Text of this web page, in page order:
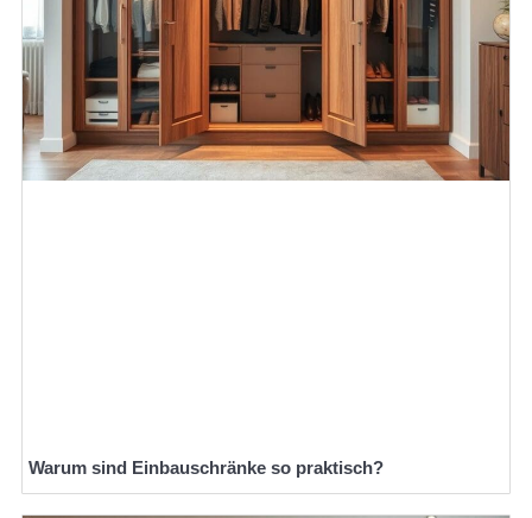
Warum sind Einbauschränke so praktisch?